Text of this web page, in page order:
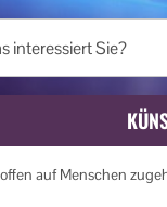
auf Menschen